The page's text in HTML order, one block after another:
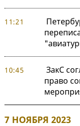
11:21
10:45
ЗакС
право
7 НОЯБРЯ 2023